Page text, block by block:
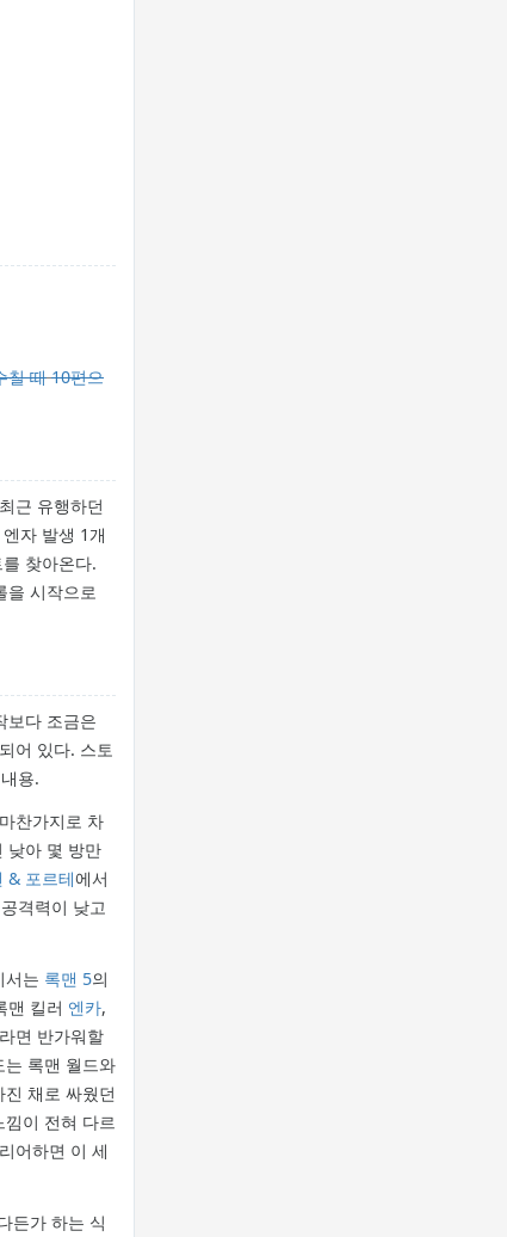
칠 때 10편으
근 유행하던
자 발생 1개
찾아온다.
을 시작으로
보다 조금은
어 있다. 스토
용.
찬가지로 차
낮아 몇 방만
& 포르테에서
격력이 낮고
서는 록맨 5의
맨 킬러 엔카,
면 반가워할
는 록맨 월드와
채로 싸웠던
이 전혀 다르
어하면 이 세
든가 하는 식